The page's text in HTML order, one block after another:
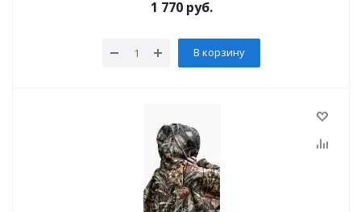
1 770руб.
В корзину